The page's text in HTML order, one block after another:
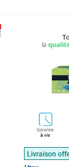
Livraison